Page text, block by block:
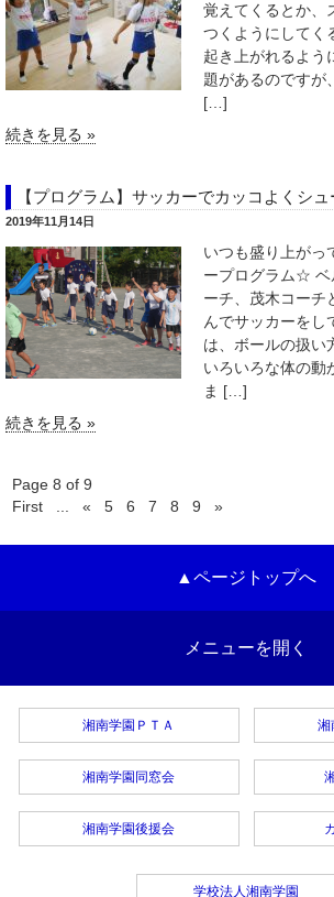
覚えてくるとか、
つくようにしてく
起き上がれるよう
題があるのですが
[…]
続きを見る »
【プログラム】サッカーでカッコよくシ
2019年11月14日
いつも盛り上がっ
ープログラム☆ ベ
ーチ、茂木コーチ
んでサッカーをし
は、ボールの扱い
いろいろな体の動
ま […]
続きを見る »
Page 8 of 9
First
« 5 6 7 8 9 »
▲ページトップへ
メニューを開く
湘南学園ＰＴＡ
湘南学園同窓会
湘南学園後援会
湘
学校法人湘南学園